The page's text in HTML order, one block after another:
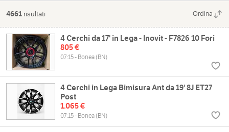
4661 risultati Ordina
4 Cerchi da 17' in Lega - Inovit - F7826 10 Fori
805 €
07:15 - Bonea (BN)
4 Cerchi in Lega Bimisura Ant da 19' 8J ET27
Post
1.065 €
07:15 - Bonea (BN)